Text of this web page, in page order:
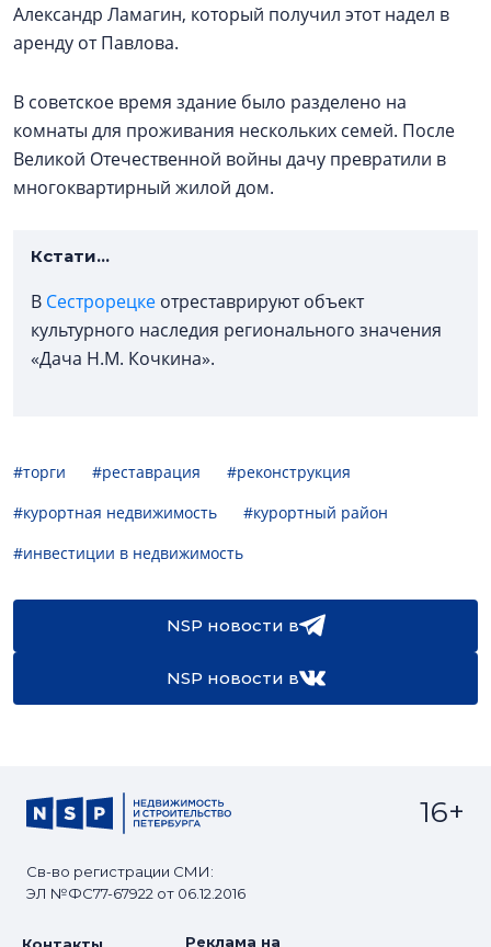
Александр Ламагин, который получил этот надел в
аренду от Павлова.
В советское время здание было разделено на
комнаты для проживания нескольких семей. После
Великой Отечественной войны дачу превратили в
многоквартирный жилой дом.
Кстати...
В Сестрорецке отреставрируют объект
культурного наследия регионального значения
«Дача Н.М. Кочкина».
#торги #реставрация
#реконструкция
#курортная недвижимость
#курортный район
#инвестиции в недвижимость
NSP новости в
NSP новости в
Св-во регистрации СМИ:
ЭЛ №ФС77-67922 от 06.12.2016
16+
Реклама на